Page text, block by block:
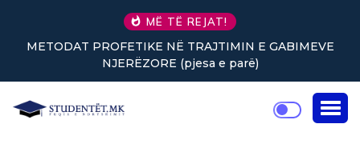
MË TË REJAT!
METODAT PROFETIKE NË TRAJTIMIN E GABIMEVE
NJERËZORE (pjesa e parë)